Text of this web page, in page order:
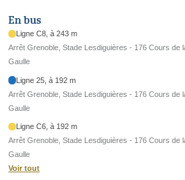
En bus
Ligne C8, à 243 m
Arrêt Grenoble, Stade Lesdiguières - 176 Cours de
Gaulle
Ligne 25, à 192 m
Arrêt Grenoble, Stade Lesdiguières - 176 Cours de
Gaulle
Ligne C6, à 192 m
Arrêt Grenoble, Stade Lesdiguières - 176 Cours de
Gaulle
Voir tout